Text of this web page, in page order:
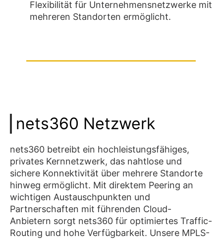
Flexibilität für Unternehmensnetzwerke mit
mehreren Standorten ermöglicht.
nets360 Netzwerk
nets360 betreibt ein hochleistungsfähiges,
privates Kernnetzwerk, das nahtlose und
sichere Konnektivität über mehrere Standorte
hinweg ermöglicht. Mit direktem Peering an
wichtigen Austauschpunkten und
Partnerschaften mit führenden Cloud-
Anbietern sorgt nets360 für optimiertes Traffic-
Routing und hohe Verfügbarkeit. Unsere MPLS-